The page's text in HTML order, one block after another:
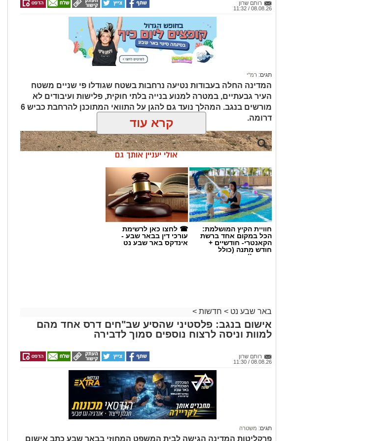
רותם שרון
08.08.26 / 11:32
תגים: רמ''י
המדינה החלה בעבודות נטיעה נרחבות בשטח שגודלו פי שניים משטח
העיר גבעתיים, במטרה למנוע בנייה בלתי חוקית, פלישות ועיבודים לא
מורשים בנגב. המהלך נועד גם להגן על התוואי המתוכנן להרחבת כביש 6
דרומה.
קרדיט: רמ"י
המדינה, בהובלת החטיבה לשמירה על הקרקע ברשות מקרקעי ישראל (רמ"י),
מחדשת בימים אלה את עבודות הנטיעה באזור ואדי ענים שבנגב. הפעילות,
המבוצעת בפועל על ידי קק"ל ומאובטחת על ידי משטרת ישראל, מקיפה שטח עצום
של כ-6,000 דונם – פי שניים בקירוב משטחה של העיר גבעתיים. העבודות
מתבצעות כחלק מפעילות רציפה ועקבית המתקיימת מזה למעלה משלושה עשורים
קרא עוד
אולי יעניין אותך גם
חוויית הקיץ המושלמת:
הכל במקום אחד ברשת
הקאנטרי- חודשיים +
חודש מתנה (כולל
החגים!)
☎ לחצו כאן לרשימת
עורכי דין בבאר שבע -
אינדקס באר שבע נט
באר שבע נט > חדשות >
אישום בנגב: פלסטיני שהסיע שב"חים דרס אחד מהם
למוות וניסה לרצוח נוספים סמוך לדבירה
רותם שרון
08.08.26 / 11:30
תגים: משטרה
פרקליטות המדינה הגישה לבית המשפט המחוזי בבאר שבע כתב אישום